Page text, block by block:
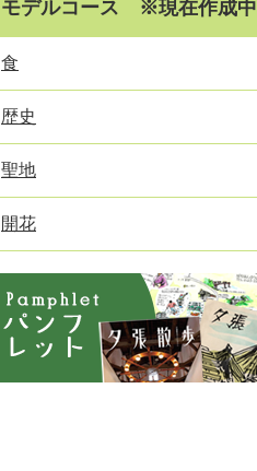
モデルコース ※現在作成中
食
歴史
聖地
開花